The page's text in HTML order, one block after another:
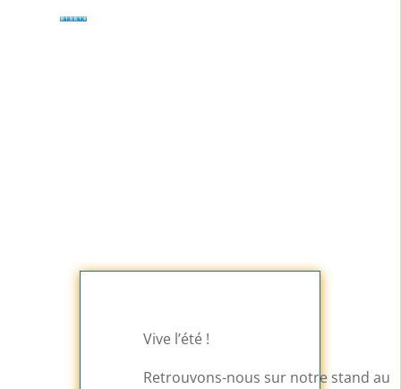
Vive l’été !
Retrouvons-nous sur notre stand au